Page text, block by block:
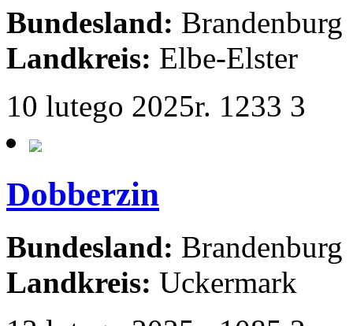
Bundesland: Brandenburg
Landkreis: Elbe-Elster
10 lutego 2025r. 1233 3
Dobberzin
Bundesland: Brandenburg
Landkreis: Uckermark